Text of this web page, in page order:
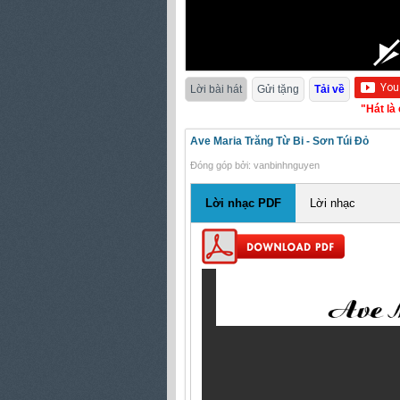
Lời bài hát Gửi tặng
Tải về
"Hát là cầu
Ave Maria Trăng Từ Bi - Sơn Túi Đỏ
Đóng góp bởi: vanbinhnguyen
Lời nhạc PDF Lời nhạc